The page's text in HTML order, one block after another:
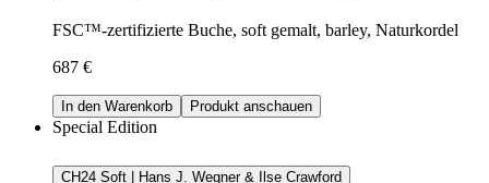
FSC™-zertifizierte Buche, soft gemalt, barley, Naturkordel
687 €
In den Warenkorb Produkt anschauen
Special Edition
CH24 Soft | Hans J. Wegner & Ilse Crawford